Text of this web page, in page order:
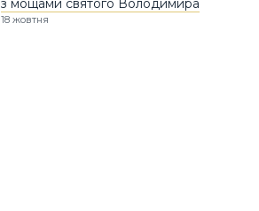
з мощами святого Володимира
18 жовтня